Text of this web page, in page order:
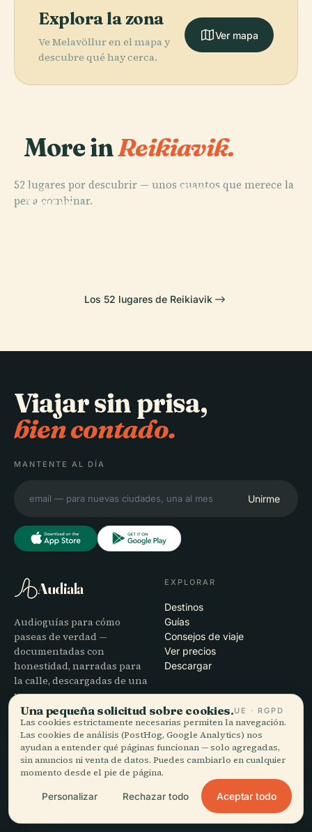
Explora la zona
Ve Melavöllur en el mapa y
descubre qué hay cerca.
Ver mapa
More inReikiavik.
52 lugares por descubrir — unos cuantos que merece la
pena combinar.
PLACE
Museo
PLACE
Teatro
PLACE
Los 52 lugares de Reikiavik
Viajar sin prisa,
bien contado.
MANTENTE AL DÍA
Unirme
Audiala
Audioguías para cómo
paseas de verdad —
documentadas con
honestidad, narradas para
la calle, descargadas de una
vez.
EXPLORAR
Destinos
Guías
Consejos de viaje
Ver precios
Descargar
EMPRESA
Nosotros
Proceso editorial
AYUDA
Soporte
Solución de problemas de la
Contacto
Colabora con nosotros
Una pequeña solicitud sobre cookies.UE · RGPD
Las cookies estrictamente necesarias permiten la navegación.
Las cookies de análisis (PostHog, Google Analytics) nos
ayudan a entender qué páginas funcionan — solo agregadas,
sin anuncios ni venta de datos. Puedes cambiarlo en cualquier
momento desde el pie de página.
Personalizar Rechazar todo Aceptar todo